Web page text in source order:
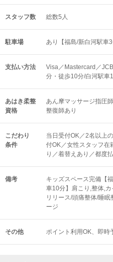
スタッフ数 総数5人
駐車場 あり【福島/新白河駅車3
支払い方法
Visa／Mastercard／
分・徒歩10分/白河駅車
あはき柔整
資格
あん摩マッサージ指圧
整復師あり
こだわり
条件
当日受付OK／2名以上
付OK／女性スタッフ在
り／着替えあり／都度
備考
キッズスペース完備【
車10分】肩こり,整体,
リリース/頭痛整体/睡
ージ
その他 ポイント利用OK 即時